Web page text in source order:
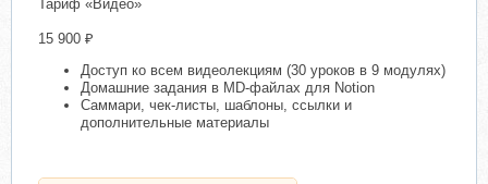
Тариф «Видео»
15 900 ₽
Доступ ко всем видеолекциям (30 уроков в 9 модулях)
Домашние задания в MD-файлах для Notion
Саммари, чек-листы, шаблоны, ссылки и
дополнительные материалы